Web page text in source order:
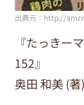
出典元：http://
『たっきー
152』
奥田 和美 (著)